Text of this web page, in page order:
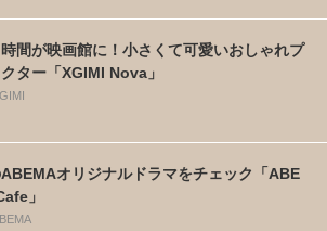
間が映画館に！小さくて可愛いおしゃれプ
ター「XGIMI Nova」
オリジナルドラマをチェック「ABE
」